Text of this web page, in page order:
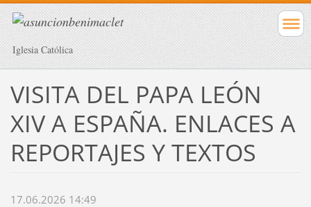
Iglesia Católica
VISITA DEL PAPA LEÓN
XIV A ESPAÑA. ENLACES A
REPORTAJES Y TEXTOS
17.06.2026 14:49